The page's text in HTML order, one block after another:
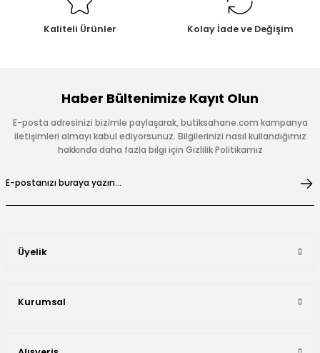
Kaliteli Ürünler Kolay İade ve Değişim
Haber Bültenimize Kayıt Olun
E-posta adresinizi bizimle paylaşarak, butiksahane.com kampanya
iletişimleri almayı kabul ediyorsunuz. Bilgilerinizi nasıl kullandığımız
hakkında daha fazla bilgi için Gizlilik Politikamız
Üyelik
Kurumsal